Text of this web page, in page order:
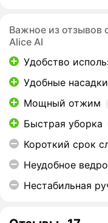
Важное из отзывов
Alice AI
Удобство
Удобные насадки
Мощный отжим
Быстрая уборка
Короткий срок
Неудобное ведро
Нестабильная